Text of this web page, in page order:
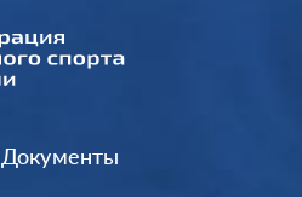
Документы